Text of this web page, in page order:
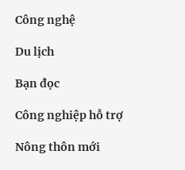
Công nghệ
Du lịch
Bạn đọc
Công nghiệp hỗ trợ
Nông thôn mới